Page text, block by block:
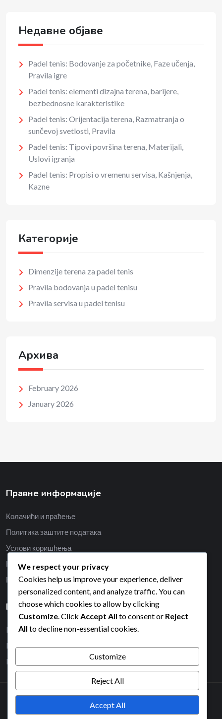
Недавне објаве
Padel tenis: Bodovanje za početnike, Faze učenja,
Pravila igre
Padel tenis: elementi dizajna terena, barijere,
bezbednosne karakteristike
Padel tenis: Orijentacija terena, Razmatranja o
sunčevoj svetlosti, Pravila
Padel tenis: Tipovi površina terena, Materijali,
Uslovi igranja
Padel tenis: Propisi o vremenu servisa, Kašnjenja,
Kazne
Категорије
Dimenzije terena za padel tenis
Pravila bodovanja u padel tenisu
Pravila servisa u padel tenisu
Архива
February 2026
January 2026
Правне информације
Колачићи и праћење
Политика заштите података
Услови коришћења
Наша прича
Контакт
Категорије
Dimenzije terena za padel tenis
Pravila bodovanja u padel tenisu
Pravila servisa u padel tenisu
2026© All right reserved by Radiustheme
We respect your privacy
Cookies help us improve your experience, deliver
personalized content, and analyze traffic. You can
choose which cookies to allow by clicking
Customize . Click Accept All to consent or Reject
All to decline non-essential cookies.
Customize
Reject All
Accept All